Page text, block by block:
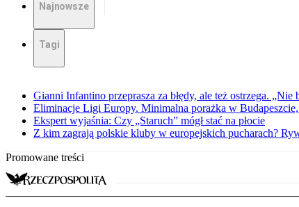
Najnowsze
Tagi
Gianni Infantino przeprasza za błędy, ale też ostrzega.
Eliminacje Ligi Europy. Minimalna porażka w
Ekspert wyjaśnia: Czy „Staruch” mógł stać na płocie
Z kim zagrają polskie kluby w europejskich pucharach?
Promowane treści